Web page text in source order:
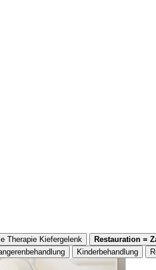
Therapie Kiefergelenk Restauration =
Kinderbehandlung